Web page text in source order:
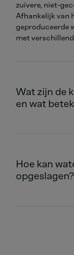
zuivere, niet-
Afhankelijk van
geproduceerde
met
Wat zijn de
en wat
Hoe kan
opgeslagen?